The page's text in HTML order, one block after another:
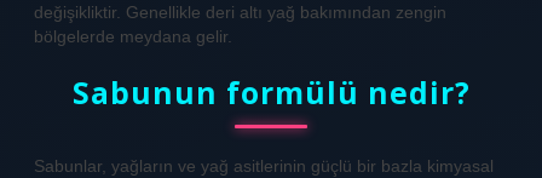
değişikliktir. Genellikle deri altı yağ bakımından zengin
bölgelerde meydana gelir.
Sabunun formülü nedir?
Sabunlar, yağların ve yağ asitlerinin güçlü bir bazla kimyasal